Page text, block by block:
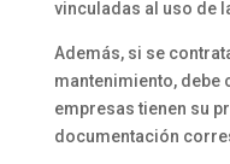
vinculadas al uso de
Además, si se
mantenimiento, debe
empresas tienen su
documentación